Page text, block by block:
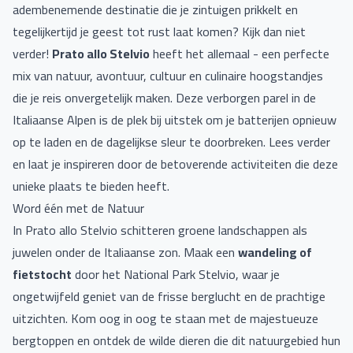
adembenemende destinatie die je zintuigen prikkelt en
tegelijkertijd je geest tot rust laat komen? Kijk dan niet
verder! Prato allo Stelvioheeft het allemaal - een perfecte
mix van natuur, avontuur, cultuur en culinaire hoogstandjes
die je reis onvergetelijk maken. Deze verborgen parel in de
Italiaanse Alpen is de plek bij uitstek om je batterijen opnieuw
op te laden en de dagelijkse sleur te doorbreken. Lees verder
en laat je inspireren door de betoverende activiteiten die deze
unieke plaats te bieden heeft.
Word één met de Natuur
In Prato allo Stelvio schitteren groene landschappen als
juwelen onder de Italiaanse zon. Maak eenwandeling of
fietstochtdoor het National Park Stelvio, waar je
ongetwijfeld geniet van de frisse berglucht en de prachtige
uitzichten. Kom oog in oog te staan met de majestueuze
bergtoppen en ontdek de wilde dieren die dit natuurgebied hun